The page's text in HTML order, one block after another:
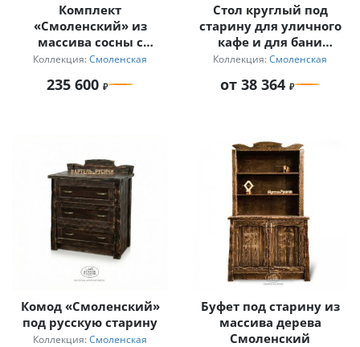
Комплект
«Смоленский» из
массива сосны с
мягкими сиденьями
Коллекция: Смоленская
235 600
Стол круглый под
старину для уличного
кафе и для бани
«Смоленский» на 2
Коллекция: Смоленская
от 38 364
Комод «Смоленский»
под русскую старину
Коллекция: Смоленская
Буфет под старину из
массива дерева
Смоленский